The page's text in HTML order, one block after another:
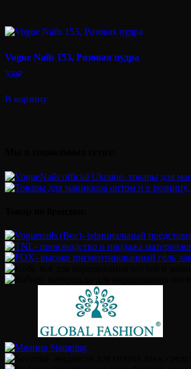
Vogue Nails 153, Розовая пудра
350₽
В корзину